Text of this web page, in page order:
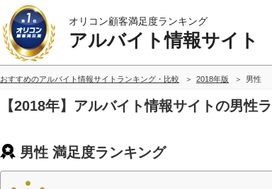
オリコン顧客満足度ランキング
アルバイト情報サイト
おすすめのアルバイト情報サイトランキング・比較 2018年版 男性
【2018年】アルバイト情報サイトの男性
男性 満足度ランキング